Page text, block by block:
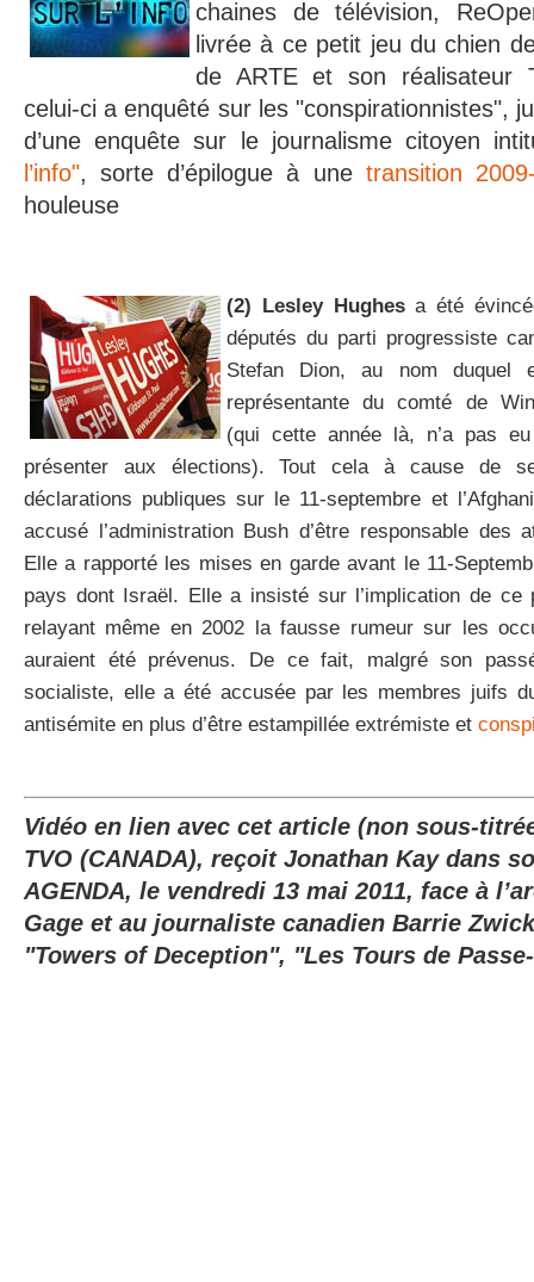
chaines de télévision,
livrée à ce petit jeu du chien
de ARTE et son réalisateur
celui-ci a enquêté sur les "conspirationnistes",
d’une enquête sur le journalisme citoyen
l’info", sorte d’épilogue à une transition
houleuse
(2) Lesley Hughesa été
députés du parti progressiste
Stefan Dion, au nom duquel
représentante du comté de
(qui cette année là, n’a pas
présenter aux élections). Tout cela à cause de
déclarations publiques sur le 11-septembre et
accusé l’administration Bush d’être responsable des
Elle a rapporté les mises en garde avant le 11-
pays dont Israël. Elle a insisté sur l’implication de ce
relayant même en 2002 la fausse rumeur sur les
auraient été prévenus. De ce fait, malgré son
socialiste, elle a été accusée par les membres juifs
antisémite en plus d’être estampillée extrémiste et
Vidéo en lien avec cet article (non sous-
TVO (CANADA), reçoit Jonathan Kay dans
AGENDA, le vendredi 13 mai 2011, face à
Gage et au journaliste canadien Barrie
"Towers of Deception", "Les Tours de